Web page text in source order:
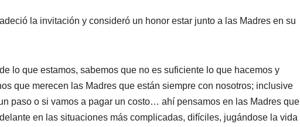
la invitación y consideró un honor estar junto a las Madres en su
lo que estamos, sabemos que no es suficiente lo que hacemos y
que merecen las Madres que están siempre con nosotros; inclusive
paso o si vamos a pagar un costo… ahí pensamos en las Madres que
en las situaciones más complicadas, difíciles, jugándose la vida